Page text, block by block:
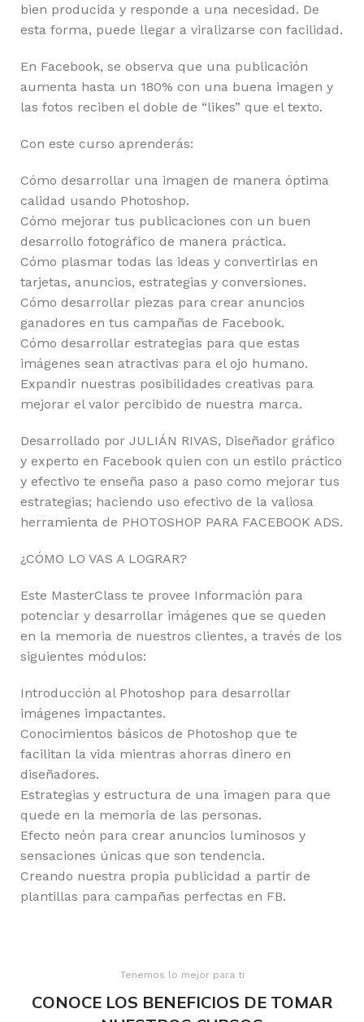
bien producida y responde a una necesidad. De
esta forma, puede llegar a viralizarse con facilidad.
En Facebook, se observa que una publicación
aumenta hasta un 180% con una buena imagen y
las fotos reciben el doble de “likes” que el texto.
Con este curso aprenderás:
Cómo desarrollar una imagen de manera óptima
calidad usando Photoshop.
Cómo mejorar tus publicaciones con un buen
desarrollo fotográfico de manera práctica.
Cómo plasmar todas las ideas y convertirlas en
tarjetas, anuncios, estrategias y conversiones.
Cómo desarrollar piezas para crear anuncios
ganadores en tus campañas de Facebook.
Cómo desarrollar estrategias para que estas
imágenes sean atractivas para el ojo humano.
Expandir nuestras posibilidades creativas para
mejorar el valor percibido de nuestra marca.
Desarrollado por JULIÁN RIVAS, Diseñador gráfico
y experto en Facebook quien con un estilo práctico
y efectivo te enseña paso a paso como mejorar tus
estrategias; haciendo uso efectivo de la valiosa
herramienta de PHOTOSHOP PARA FACEBOOK ADS.
¿CÓMO LO VAS A LOGRAR?
Este MasterClass te provee Información para
potenciar y desarrollar imágenes que se queden
en la memoria de nuestros clientes, a través de los
siguientes módulos:
Introducción al Photoshop para desarrollar
imágenes impactantes.
Conocimientos básicos de Photoshop que te
facilitan la vida mientras ahorras dinero en
diseñadores.
Estrategias y estructura de una imagen para que
quede en la memoria de las personas.
Efecto neón para crear anuncios luminosos y
sensaciones únicas que son tendencia.
Creando nuestra propia publicidad a partir de
plantillas para campañas perfectas en FB.
Tenemos lo mejor para ti
CONOCE LOS BENEFICIOS DE TOMAR